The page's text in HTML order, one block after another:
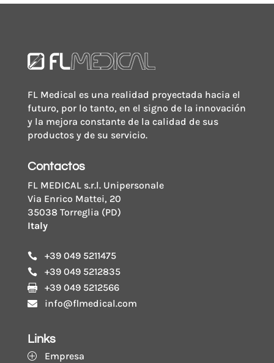
FL Medical es una realidad proyectada hacia el
futuro, por lo tanto, en el signo de la innovación
y la mejora constante de la calidad de sus
productos y de su servicio.
Contactos
FL MEDICAL s.r.l. Unipersonale
Via Enrico Mattei, 20
35038 Torreglia (PD)
Italy
 +39 049 5211475
 +39 049 5212835
 +39 049 5212566
 info@flmedical.com
Links
P Empresa